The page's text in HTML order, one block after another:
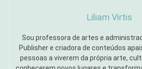
Liliam Virtis
Sou professora de artes e
Publisher e criadora de conteúdos
pessoas a viverem da própria arte,